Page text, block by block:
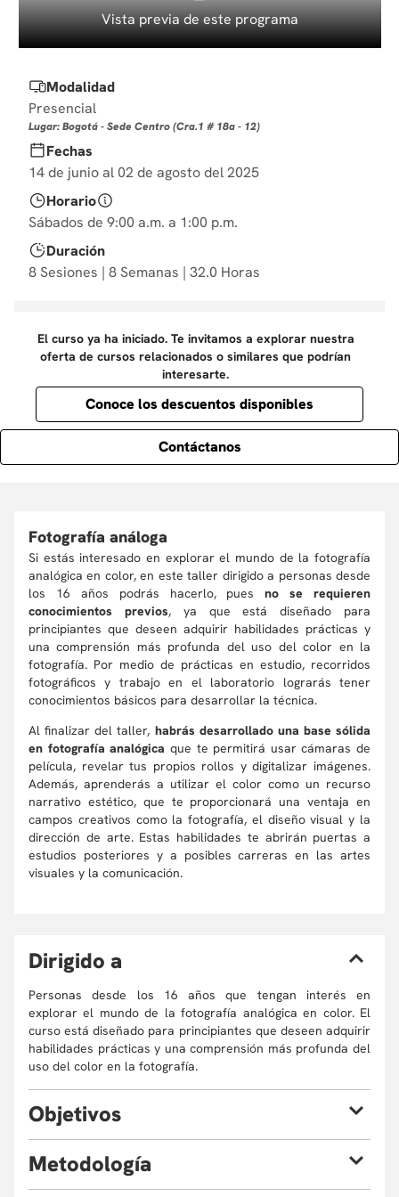
10. diseño Vista previa de este programa
Modalidad
Presencial
Lugar: Bogotá - Sede Centro (Cra.1 # 18a - 12)
Fechas
14 de junio al 02 de agosto del 2025
Horario
Sábados de 9:00 a.m. a 1:00 p.m.
Duración
8 Sesiones | 8 Semanas | 32.0 Horas
El curso ya ha iniciado. Te invitamos a explorar nuestra
oferta de cursos relacionados o similares que podrían
interesarte.
Conoce los descuentos disponibles
Contáctanos
Fotografía análoga
Si estás interesado en explorar el mundo de la fotografía
analógica en color, en este taller dirigido a personas desde
los 16 años podrás hacerlo, pues no se requieren
conocimientos previos, ya que está diseñado para
principiantes que deseen adquirir habilidades prácticas y
una comprensión más profunda del uso del color en la
fotografía. Por medio de prácticas en estudio, recorridos
fotográficos y trabajo en el laboratorio lograrás tener
conocimientos básicos para desarrollar la técnica.
Al finalizar del taller, habrás desarrollado una base sólida
en fotografía analógica que te permitirá usar cámaras de
película, revelar tus propios rollos y digitalizar imágenes.
Además, aprenderás a utilizar el color como un recurso
narrativo estético, que te proporcionará una ventaja en
campos creativos como la fotografía, el diseño visual y la
dirección de arte. Estas habilidades te abrirán puertas a
estudios posteriores y a posibles carreras en las artes
visuales y la comunicación.
Dirigido a
Personas desde los 16 años que tengan interés en
explorar el mundo de la fotografía analógica en color. El
curso está diseñado para principiantes que deseen adquirir
habilidades prácticas y una comprensión más profunda del
uso del color en la fotografía.
Objetivos
fotografía analógica en color, abordando los fundamentos
Metodología